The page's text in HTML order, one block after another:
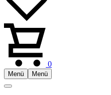
0
Menü Menü